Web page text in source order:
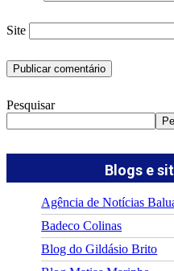
Site
Pesquisar
Blogs e
Agência de Notícias
Badeco Colinas
Blog do Gildásio Brito